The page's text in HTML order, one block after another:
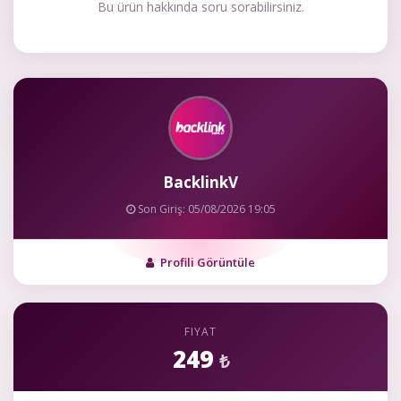
Bu ürün hakkında soru sorabilirsiniz.
BacklinkV
Son Giriş: 05/08/2026 19:05
Profili Görüntüle
FIYAT
249 ₺